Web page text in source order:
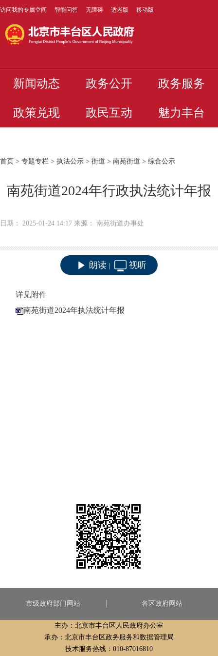
访问我的专属空间 智能问答 无障碍 适老版 移动版
新闻动态 政务公开 政务服务
政策兑现 政民互动 魅力丰台
首页 > 专题专栏 > 执法公示 > 街道 > 南苑街道 > 综合公示
南苑街道2024年行政执法统计年报
日期： 2025-01-24 14:17 来源： 南苑街道办事处
朗读 视听
详见附件
南苑街道2024年执法统计年报
市级政府部门网站 各区政府网站
主办：北京市丰台区人民政府办公室
承办：北京市丰台区政务服务和数据管理局
技术服务热线：010-87016810